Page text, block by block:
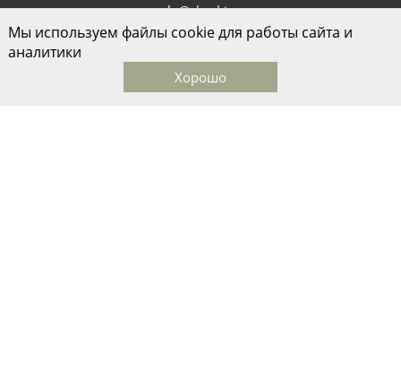
sale@skazkina.com
Корзина
Мы используем файлы cookie для работы сайта и
аналитики
Хорошо